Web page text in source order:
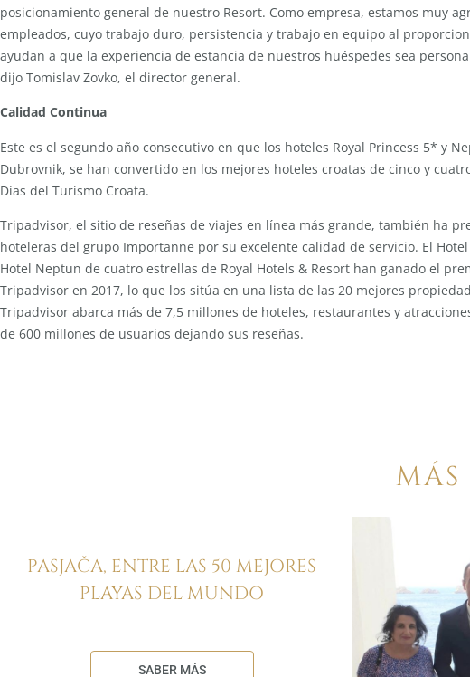
posicionamiento general de nuestro Resort. Como empresa, estamos muy
empleados, cuyo trabajo duro, persistencia y trabajo en equipo al
ayudan a que la experiencia de estancia de nuestros huéspedes sea
dijo Tomislav Zovko, el director general.
Calidad Continua
Este es el segundo año consecutivo en que los hoteles Royal Princess 5* y
Dubrovnik, se han convertido en los mejores hoteles croatas de cinco y
Días del Turismo Croata.
Tripadvisor, el sitio de reseñas de viajes en línea más grande, también ha
hoteleras del grupo Importanne por su excelente calidad de servicio. El
Hotel Neptun de cuatro estrellas de Royal Hotels & Resort han ganado el
Tripadvisor en 2017, lo que los sitúa en una lista de las 20 mejores
Tripadvisor abarca más de 7,5 millones de hoteles, restaurantes y
de 600 millones de usuarios dejando sus reseñas.
MÁS
PASJAČA, ENTRE LAS 50 MEJORES
PLAYAS DEL MUNDO
SABER MÁS